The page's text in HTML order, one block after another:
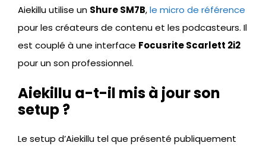
Aiekillu utilise un Shure SM7B,le micro de référence
pour les créateurs de contenu et les podcasteurs. Il
est couplé à une interface Focusrite Scarlett 2i2
pour un son professionnel.
Aiekillu a-t-il mis à jour son
setup ?
Le setup d’Aiekillu tel que présenté publiquement